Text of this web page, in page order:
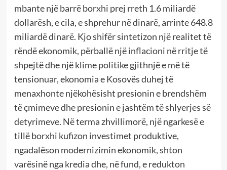
mbante një barrë borxhi prej rreth 1.6 miliardë
dollarësh, e cila, e shprehur në dinarë, arrinte 648.8
miliardë dinarë. Kjo shifër sintetizon një realitet të
rëndë ekonomik, përballë një inflacioni në rritje të
shpejtë dhe një klime politike gjithnjë e më të
tensionuar, ekonomia e Kosovës duhej të
menaxhonte njëkohësisht presionin e brendshëm
të çmimeve dhe presionin e jashtëm të shlyerjes së
detyrimeve. Në terma zhvillimorë, një ngarkesë e
tillë borxhi kufizon investimet produktive,
ngadalëson modernizimin ekonomik, shton
varësinë nga kredia dhe, në fund, e redukton